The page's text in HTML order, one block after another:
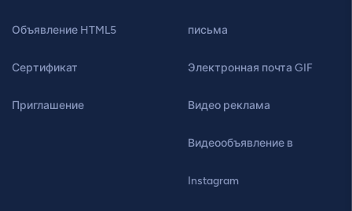
Объявление HTML5
Сертификат
Приглашение
письма
Электронная почта GIF
Видео реклама
Видеообъявление в
Instagram